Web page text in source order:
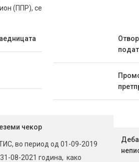
(ППР), се
чекор
во период од 01-09-2019
08-2021 година, како